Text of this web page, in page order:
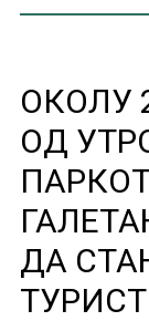
ОКОЛУ
ОД
ДА